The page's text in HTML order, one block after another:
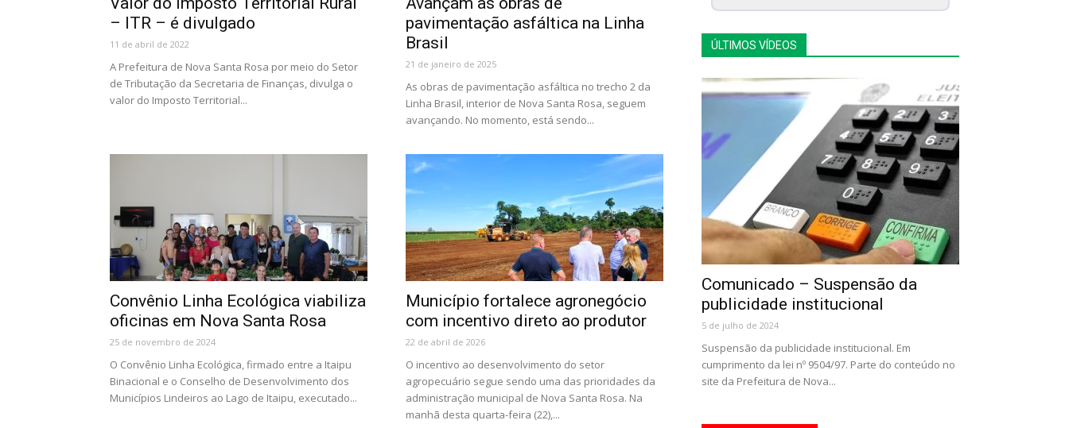
– ITR – é divulgado
11 de abril de 2022
A Prefeitura de Nova Santa Rosa por meio do Setor
de Tributação da Secretaria de Finanças, divulga o
valor do Imposto Territorial...
pavimentação asfáltica na Linha
Brasil
21 de janeiro de 2025
As obras de pavimentação asfáltica no trecho 2 da
Linha Brasil, interior de Nova Santa Rosa, seguem
avançando. No momento, está sendo...
Convênio Linha Ecológica viabiliza
oficinas em Nova Santa Rosa
25 de novembro de 2024
O Convênio Linha Ecológica, firmado entre a Itaipu
Binacional e o Conselho de Desenvolvimento dos
Municípios Lindeiros ao Lago de Itaipu, executado...
Município fortalece agronegócio
com incentivo direto ao produtor
22 de abril de 2026
O incentivo ao desenvolvimento do setor
agropecuário segue sendo uma das prioridades da
administração municipal de Nova Santa Rosa. Na
manhã desta quarta-feira (22),...
ÚLTIMOS VÍDEOS
Comunicado – Suspensão da
publicidade institucional
5 de julho de 2024
Suspensão da publicidade institucional. Em
cumprimento da lei nº 9504/97. Parte do conteúdo no
site da Prefeitura de Nova...